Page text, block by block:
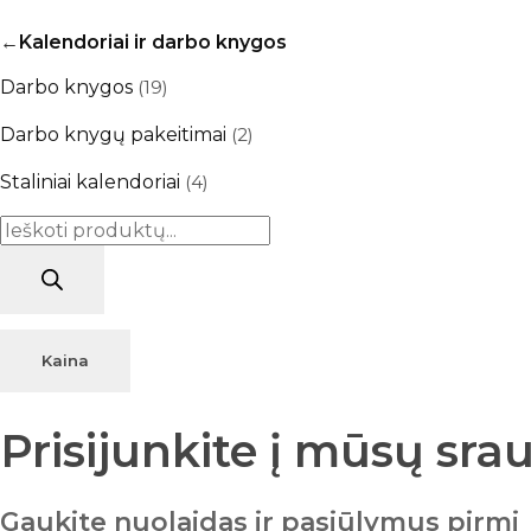
Kalendoriai ir darbo knygos
Darbo knygos (19)
Darbo knygų pakeitimai (2)
Staliniai kalendoriai (4)
Products
Kaina
Prisijunkite į mūsų
Gaukite nuolaidas ir pasiūlymus pirmi